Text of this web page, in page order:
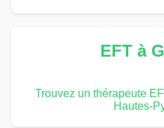
EFT à
Trouvez un thérapeute
Hautes-